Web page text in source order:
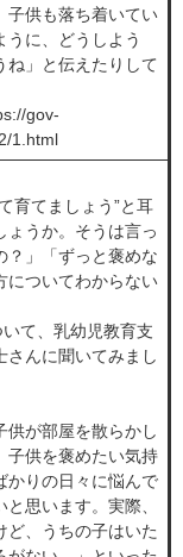
子供も落ち着いてい
うに、どうしよう
ね」と伝えたりして
gov-
1.html
育てましょう”と耳
ょうか。そうは言っ
？」「ずっと褒めな
についてわからない
て、乳幼児教育支
さんに聞いてみまし
が部屋を散らかし
子供を褒めたい気持
かりの日々に悩んで
思います。実際、
ど、うちの子はいた